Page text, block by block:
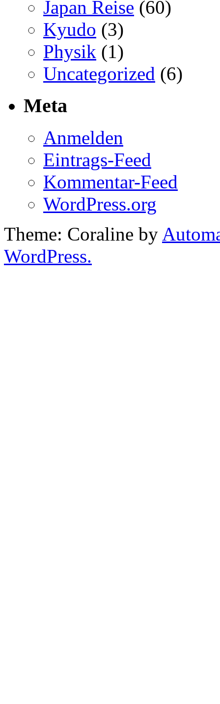
Japan Reise (60)
Kyudo (3)
Physik (1)
Uncategorized (6)
Meta
Anmelden
Eintrags-Feed
Kommentar-Feed
WordPress.org
Theme: Coraline by
WordPress.